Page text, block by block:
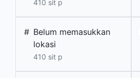
410 sit p
# Belum memasukkan
lokasi
410 sit p